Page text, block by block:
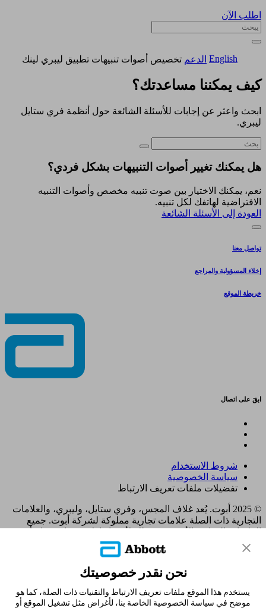
اطلب الآن
English الدعم تخصيص أصوات تنبيهات تطبيق ليبري لينك
كيف يمكننا مساعدتك؟
ابحث واعثر عن إجابات للأسئلة الشائعة حول أنظمة فري ستايل
ليبري.
هل يمكنك تغيير أصوات التنبيهات بشكل فردي؟
نعم، يمكنك الاختيار بين صوت تنبيه مخصص وأصوات التنبيه
الافتراضية لهاتفك لكل تنبيه.
العودة إلى الأسئلة الشائعة
تواصل معنا
إخلاء المسؤولية والمراجع
خريطة الموقع
ابقَ على اتصال
شروط الاستخدام
سياسة الخصوصية
تفضيلات ملفات تعريف الارتباط
© 2025 أبوت. يُعد غلاف المجس، وفري ستايل، وليبري، والعلامات
التجارية ذات الصلة علامات تجارية مملوكة لشركة أبوت. جميع
العلامات التجارية الأخرى هي ملك لأصحابها. لا يجوز استخدام أي
علامة تجارية، أو اسم تجاري، أو تصميم تجاري مملوك لشركة أبوت
على هذا الموقع دون الحصول على تصريح كتابي مسبق من شركة
أبوت لابوراتوريز، باستثناء تحديد المنتج أو الخدمات التابعة للشركة.
تم تصميم هذا الموقع والمعلومات الواردة فيه للاستخدام من قبل
المقيمين في المملكة العربية السعودية. الصور والبيانات المُحاكية
لأغراض توضيحية فقط و ليست بياناتأ و حالات مرضية حقيقية.
نحن نقدر خصوصيتك
يستخدم هذا الموقع ملفات تعريف الارتباط والتقنيات ذات الصلة، كما هو
موضح في سياسة الخصوصية الخاصة بنا، لأغراض مثل تشغيل الموقع أو